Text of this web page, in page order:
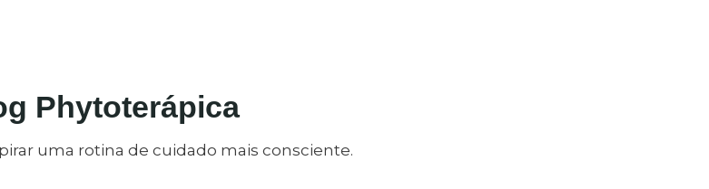
Phytoterápica
uma rotina de cuidado mais consciente.